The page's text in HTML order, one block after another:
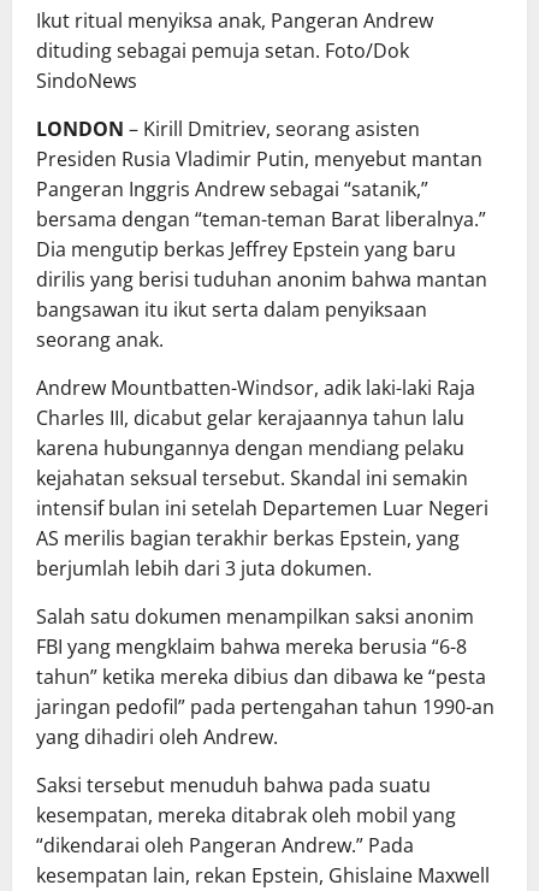
Ikut ritual menyiksa anak, Pangeran Andrew
dituding sebagai pemuja setan. Foto/Dok
SindoNews
LONDON – Kirill Dmitriev, seorang asisten
Presiden Rusia Vladimir Putin, menyebut mantan
Pangeran Inggris Andrew sebagai “satanik,”
bersama dengan “teman-teman Barat liberalnya.”
Dia mengutip berkas Jeffrey Epstein yang baru
dirilis yang berisi tuduhan anonim bahwa mantan
bangsawan itu ikut serta dalam penyiksaan
seorang anak.
Andrew Mountbatten-Windsor, adik laki-laki Raja
Charles III, dicabut gelar kerajaannya tahun lalu
karena hubungannya dengan mendiang pelaku
kejahatan seksual tersebut. Skandal ini semakin
intensif bulan ini setelah Departemen Luar Negeri
AS merilis bagian terakhir berkas Epstein, yang
berjumlah lebih dari 3 juta dokumen.
Salah satu dokumen menampilkan saksi anonim
FBI yang mengklaim bahwa mereka berusia “6-8
tahun” ketika mereka dibius dan dibawa ke “pesta
jaringan pedofil” pada pertengahan tahun 1990-an
yang dihadiri oleh Andrew.
Saksi tersebut menuduh bahwa pada suatu
kesempatan, mereka ditabrak oleh mobil yang
“dikendarai oleh Pangeran Andrew.” Pada
kesempatan lain, rekan Epstein, Ghislaine Maxwell